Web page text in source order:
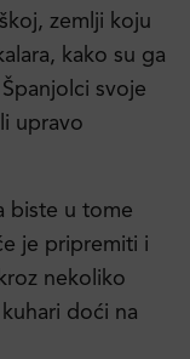
zemlji koju
kako su ga
svoje
upravo
biste u tome
je pripremiti i
nekoliko
doći na